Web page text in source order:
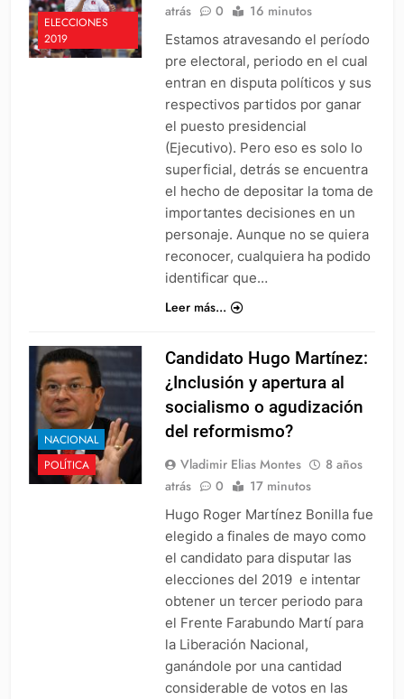
ELECCIONES
2019
atrás
0 16 minutos
Estamos atravesando el período
pre electoral, periodo en el cual
entran en disputa políticos y sus
respectivos partidos por ganar
el puesto presidencial
(Ejecutivo). Pero eso es solo lo
superficial, detrás se encuentra
el hecho de depositar la toma de
importantes decisiones en un
personaje. Aunque no se quiera
reconocer, cualquiera ha podido
identificar que…
Leer más...
NACIONAL
POLÍTICA
Candidato Hugo Martínez:
¿Inclusión y apertura al
socialismo o agudización
del reformismo?
Vladimir Elias Montes
8 años
atrás
0 17 minutos
Hugo Roger Martínez Bonilla fue
elegido a finales de mayo como
el candidato para disputar las
elecciones del 2019 e intentar
obtener un tercer periodo para
el Frente Farabundo Martí para
la Liberación Nacional,
ganándole por una cantidad
considerable de votos en las